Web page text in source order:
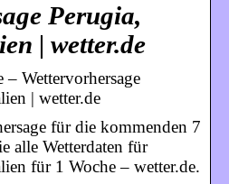
Perugia,
| wetter.de
– Wettervorhersage
| wetter.de
für die kommenden 7
alle Wetterdaten für
für 1 Woche – wetter.de.